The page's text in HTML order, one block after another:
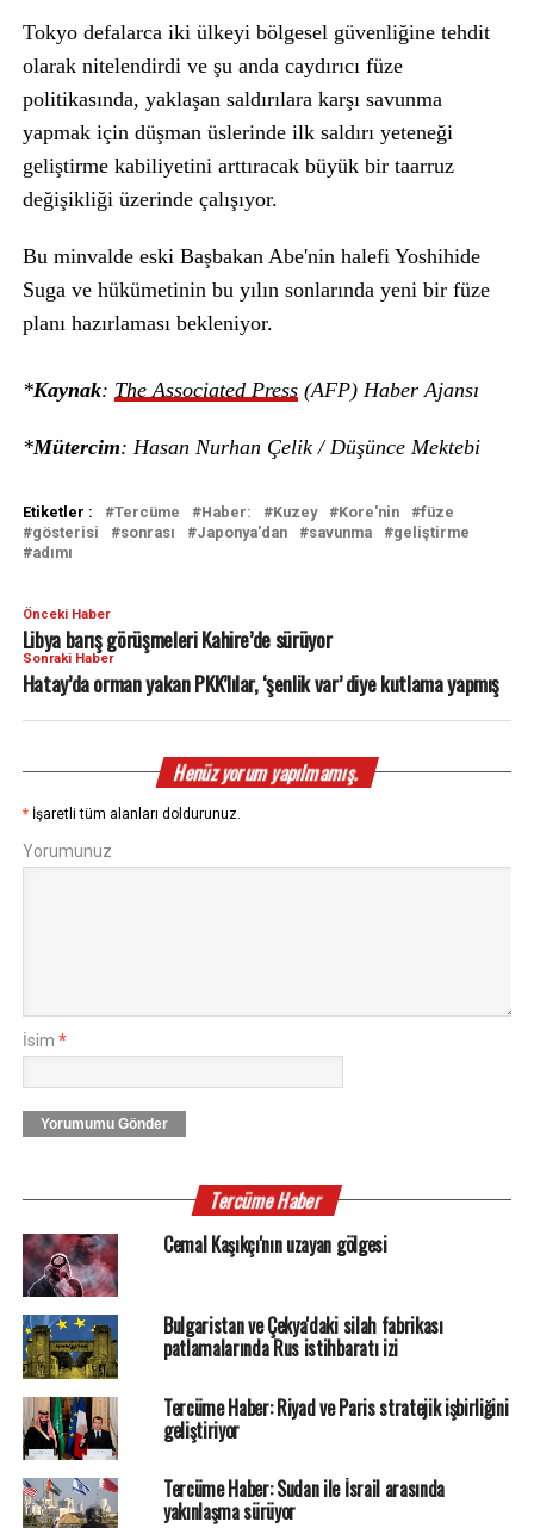
Tokyo defalarca iki ülkeyi bölgesel güvenliğine tehdit
olarak nitelendirdi ve şu anda caydırıcı füze
politikasında, yaklaşan saldırılara karşı savunma
yapmak için düşman üslerinde ilk saldırı yeteneği
geliştirme kabiliyetini arttıracak büyük bir taarruz
değişikliği üzerinde çalışıyor.
Bu minvalde eski Başbakan Abe'nin halefi Yoshihide
Suga ve hükümetinin bu yılın sonlarında yeni bir füze
planı hazırlaması bekleniyor.
*Kaynak: The Associated Press(AFP) Haber Ajansı
*Mütercim: Hasan Nurhan Çelik / Düşünce Mektebi
Etiketler : Tercüme Haber: Kuzey Kore'nin
füze
gösterisi
sonrası Japonya'dan savunma
geliştirme
adımı
Önceki Haber
Libya barış görüşmeleri Kahire’de sürüyor
Sonraki Haber
Hatay’da orman yakan PKK’lılar, ‘şenlik var’ diye kutlama yapmış
Henüz yorum yapılmamış.
* İşaretli tüm alanları doldurunuz.
Yorumunuz
İsim *
Yorumumu Gönder
Tercüme Haber
Cemal Kaşıkçı'nın uzayan gölgesi
Bulgaristan ve Çekya'daki silah fabrikası
patlamalarında Rus istihbaratı izi
Tercüme Haber: Riyad ve Paris stratejik işbirliğini
geliştiriyor
Tercüme Haber: Sudan ile İsrail arasında
yakınlaşma sürüyor